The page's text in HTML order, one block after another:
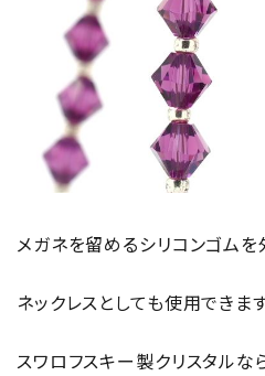
メガネを留めるシリコンゴムを
ネックレスとしても使用できます
スワロフスキー製クリスタルな